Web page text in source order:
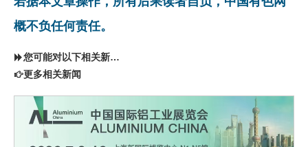
概不负任何责任。
您可能对以下相关新闻同样感兴趣
更多相关新闻